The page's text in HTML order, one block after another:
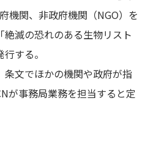
機関、非政府機関（NGO）を
滅の恐れのある生物リスト
する。
文でほかの機関や政府が指
が事務局業務を担当すると定